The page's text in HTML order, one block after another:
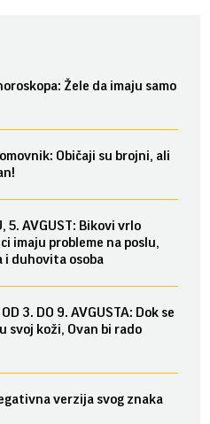
Žele da imaju samo
Običaji su brojni, ali
5. AVGUST: Bikovi vrlo
imaju probleme na poslu,
i duhovita osoba
OD 3. DO 9. AVGUSTA: Dok se
svoj koži, Ovan bi rado
verzija svog znaka